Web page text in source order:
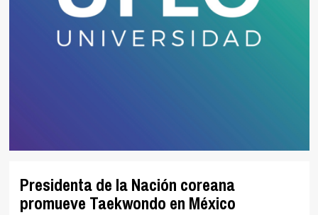
Presidenta de la Nación coreana
promueve Taekwondo en México